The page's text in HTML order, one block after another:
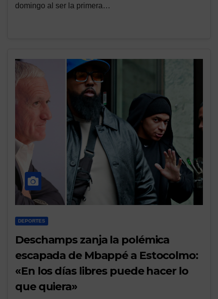
domingo al ser la primera…
DEPORTES
Deschamps zanja la polémica
escapada de Mbappé a Estocolmo:
«En los días libres puede hacer lo
que quiera»